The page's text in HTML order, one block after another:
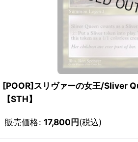
[POOR]スリヴァーの女王/Sliver
【STH】
販売価格: 17,800円(税込)